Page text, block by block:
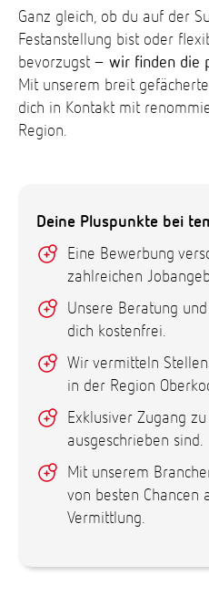
Ganz gleich, ob du auf der
Festanstellung bist oder
bevorzugst – wir finden die
Mit unserem breit
dich in Kontakt mit
Region.
Deine Pluspunkte bei
Eine Bewerbung
zahlreichen
Unsere Beratung
dich kostenfrei.
Wir vermitteln
in der Region
Exklusiver Zugang
ausgeschrieben sind.
Mit unserem
von besten Chancen
Vermittlung.